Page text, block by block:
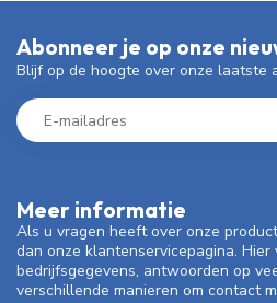
Meer informatie
Als u vragen heeft over onze
dan onze klantenservicepagina. Hier
bedrijfsgegevens, antwoorden op
verschillende manieren om contact
Abonneer je op onze
Blijf op de hoogte over onze laatste